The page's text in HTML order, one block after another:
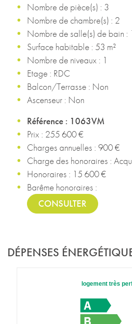
Nombre de pièce(s) : 3
Nombre de chambre(s) : 2
Nombre de salle(s) de bain :
Surface habitable : 53 m²
Nombre de niveaux : 1
Etage : RDC
Balcon/Terrasse : Non
Ascenseur : Non
Référence : 1063VM
Prix : 255 600 €
Charges annuelles : 900 €
Charge des honoraires :
Honoraires : 15 600 €
Barême honoraires :
CONSULTER
DÉPENSES
logement très